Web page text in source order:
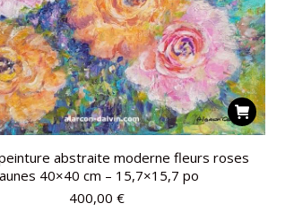
abstraite moderne fleurs roses
40×40 cm – 15,7×15,7 po
400,00 €